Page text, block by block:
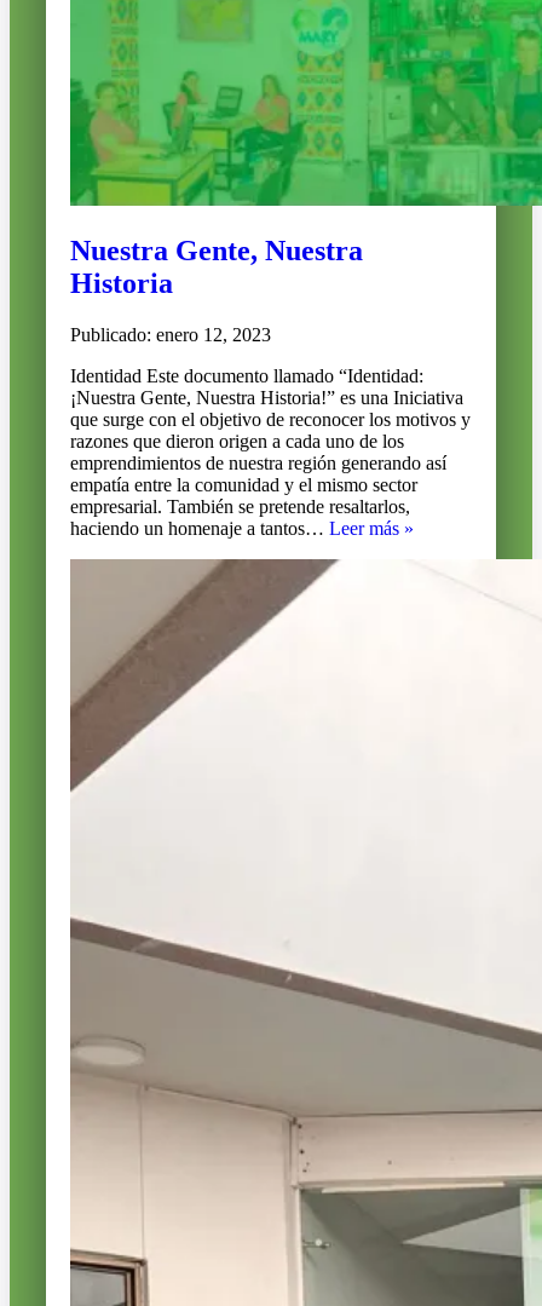
Nuestra Gente, Nuestra
Historia
Publicado: enero 12, 2023
Identidad Este documento llamado “Identidad:
¡Nuestra Gente, Nuestra Historia!” es una Iniciativa
que surge con el objetivo de reconocer los motivos y
razones que dieron origen a cada uno de los
emprendimientos de nuestra región generando así
empatía entre la comunidad y el mismo sector
empresarial. También se pretende resaltarlos,
haciendo un homenaje a tantos… Leer más »